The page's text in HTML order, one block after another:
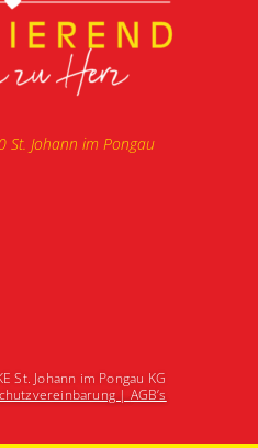
St. Johann im Pongau
St. Johann im Pongau KG
| AGB’s